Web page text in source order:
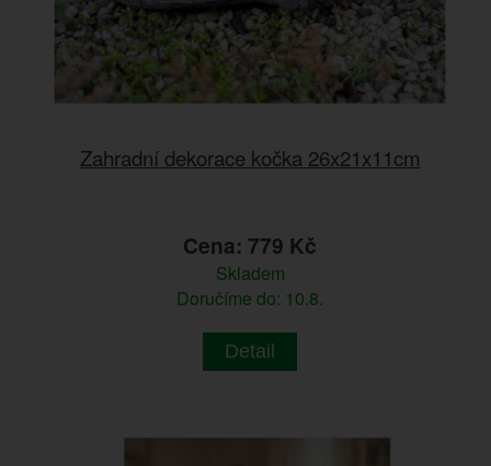
Zahradní dekorace kočka 26x21x11cm
Cena: 779 Kč
Skladem
Doručíme do: 10.8.
Detail